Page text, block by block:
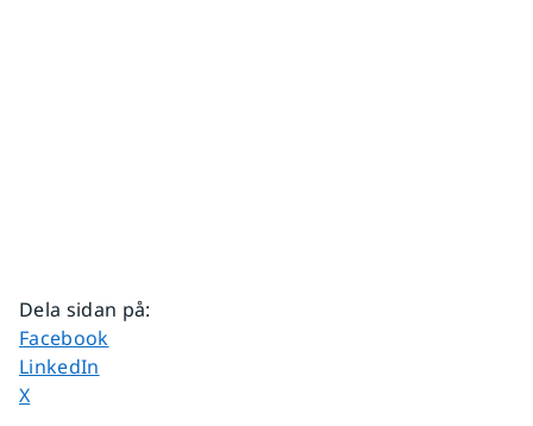
Dela sidan på:
Dela sidan på
Facebook
Dela sidan på
LinkedIn
Dela sidan på
X